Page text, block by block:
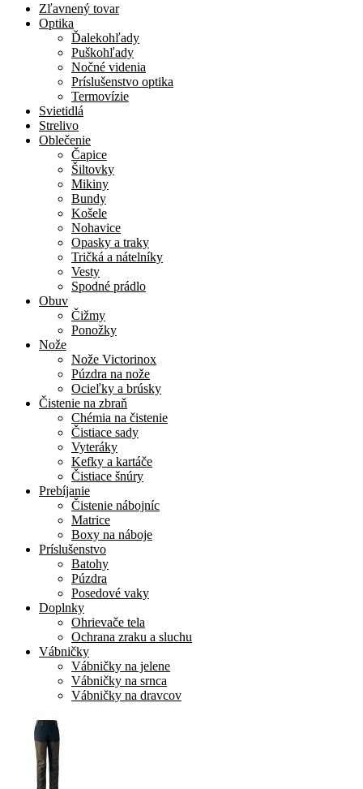
Zľavnený tovar
Optika
Ďalekohľady
Puškohľady
Nočné videnia
Príslušenstvo optika
Termovízie
Svietidlá
Strelivo
Oblečenie
Čapice
Šiltovky
Mikiny
Bundy
Košele
Nohavice
Opasky a traky
Tričká a nátelníky
Vesty
Spodné prádlo
Obuv
Čižmy
Ponožky
Nože
Nože Victorinox
Púzdra na nože
Ocieľky a brúsky
Čistenie na zbraň
Chémia na čistenie
Čistiace sady
Vyteráky
Kefky a kartáče
Čistiace šnúry
Prebíjanie
Čistenie nábojníc
Matrice
Boxy na náboje
Príslušenstvo
Batohy
Púzdra
Posedové vaky
Doplnky
Ohrievače tela
Ochrana zraku a sluchu
Vábničky
Vábničky na jelene
Vábničky na srnca
Vábničky na dravcov